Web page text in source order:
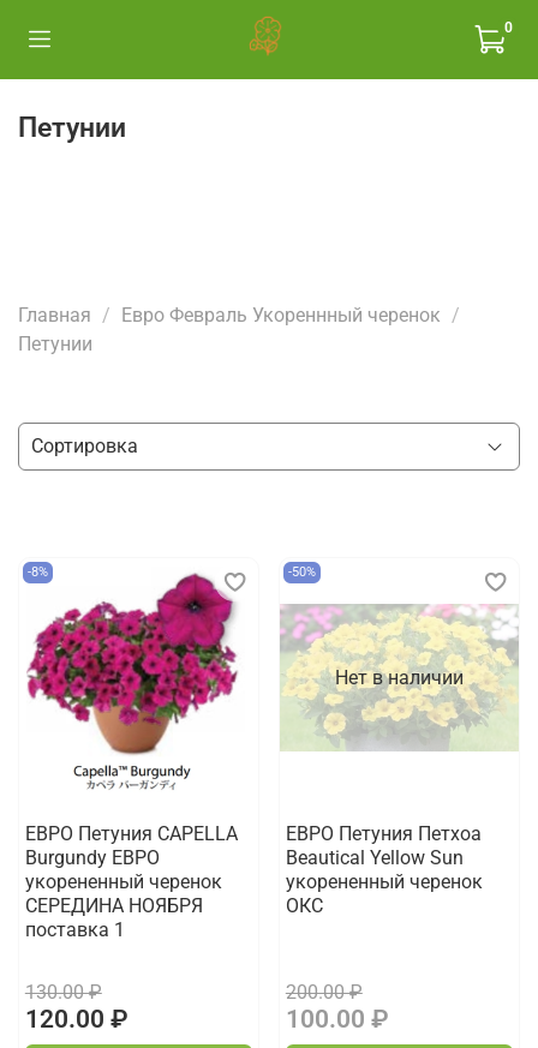
0
Петунии
Главная
Евро Февраль Укореннный черенок
Петунии
-8%
ЕВРО Петуния CAPELLA
Burgundy ЕВРО
укорененный черенок
СЕРЕДИНА НОЯБРЯ
поставка 1
130.00 ₽
120.00 ₽
Нет в наличии
-50%
ЕВРО Петуния Петхоа
Beautical Yellow Sun
укорененный черенок
ОКС
200.00 ₽
100.00 ₽